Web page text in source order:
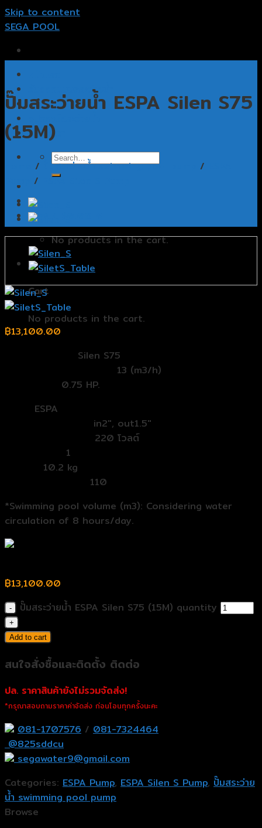
Skip to content
SEGA POOL
รับออกแบบสระว่ายน้ำ
รับสร้างสระว่ายน้ำ
ติดต่อเรา
Cart /
No products in the cart.
0
Cart
No products in the cart.
ปั๊มสระว่ายน้ำ ESPA Silen S75
(15M)
/ ปั๊มสระว่ายน้ำ swimming pool pump /
/ ESPA Silen S Pump
฿13,100.00
Silen S75
13 (m3/h)
0.75 HP.
ESPA
in2″, out1.5″
220 โวลต์
1
10.2 kg
110
*Swimming pool volume (m3): Considering water
circulation of 8 hours/day.
฿13,100.00
ปั๊มสระว่ายน้ำ ESPA Silen S75 (15M) quantity
Add to cart
สนใจสั่งซื้อและติดตั้ง ติดต่อ
ปล. ราคาสินค้ายังไม่รวมจัดส่ง!
*กรุณาสอบถามราคาค่าจัดส่ง ก่อนโอนทุกครั้งนะคะ
081-1707576 / 081-7324464
@825sddcu
segawater9@gmail.com
Categories: ESPA Pump, ESPA Silen S Pump, ปั๊มสระว่าย
น้ำ swimming pool pump
Browse